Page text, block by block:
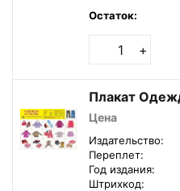
Остаток:
+
Плакат
Цена
Издательство:
Переплет:
Год издания:
Штрихкод: